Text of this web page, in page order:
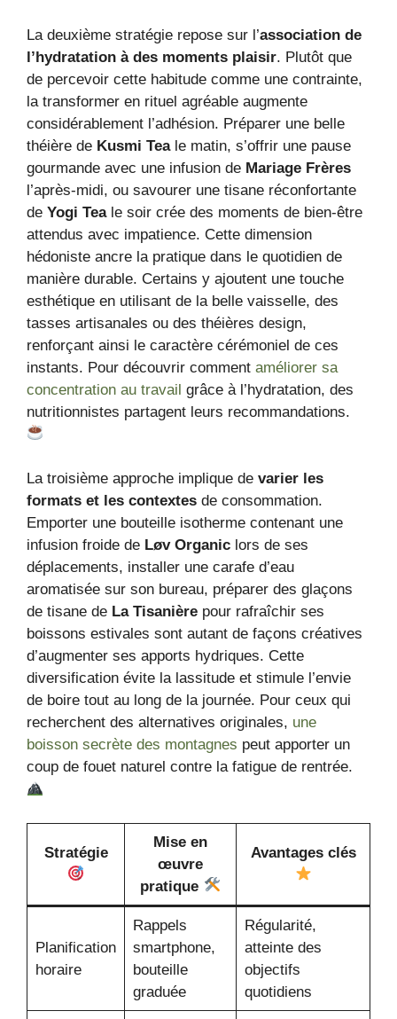
La deuxième stratégie repose sur l’association de
l’hydratation à des moments plaisir. Plutôt que
de percevoir cette habitude comme une contrainte,
la transformer en rituel agréable augmente
considérablement l’adhésion. Préparer une belle
théière de Kusmi Teale matin, s’offrir une pause
gourmande avec une infusion de Mariage Frères
l’après-midi, ou savourer une tisane réconfortante
de Yogi Teale soir crée des moments de bien-être
attendus avec impatience. Cette dimension
hédoniste ancre la pratique dans le quotidien de
manière durable. Certains y ajoutent une touche
esthétique en utilisant de la belle vaisselle, des
tasses artisanales ou des théières design,
renforçant ainsi le caractère cérémoniel de ces
instants. Pour découvrir comment améliorer sa
concentration au travail grâce à l’hydratation, des
nutritionnistes partagent leurs recommandations.
La troisième approche implique de varier les
formats et les contextes de consommation.
Emporter une bouteille isotherme contenant une
infusion froide de Løv Organic lors de ses
déplacements, installer une carafe d’eau
aromatisée sur son bureau, préparer des glaçons
de tisane de La Tisanière pour rafraîchir ses
boissons estivales sont autant de façons créatives
d’augmenter ses apports hydriques. Cette
diversification évite la lassitude et stimule l’envie
de boire tout au long de la journée. Pour ceux qui
recherchent des alternatives originales, une
boisson secrète des montagnes peut apporter un
coup de fouet naturel contre la fatigue de rentrée.
Stratégie
Mise en
œuvre
pratique
Avantages clés
Planification
horaire
Rappels
smartphone,
bouteille
graduée
Régularité,
atteinte des
objectifs
quotidiens